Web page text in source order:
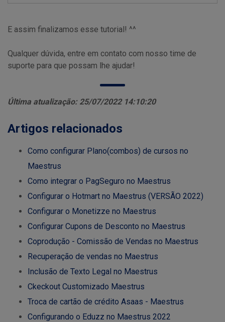
E assim finalizamos esse tutorial! ^^
Qualquer dúvida, entre em contato com nosso time de
suporte para que possam lhe ajudar!
Última atualização: 25/07/2022 14:10:20
Artigos relacionados
Como configurar Plano(combos) de cursos no
Maestrus
Como integrar o PagSeguro no Maestrus
Configurar o Hotmart no Maestrus (VERSÃO 2022)
Configurar o Monetizze no Maestrus
Configurar Cupons de Desconto no Maestrus
Coprodução - Comissão de Vendas no Maestrus
Recuperação de vendas no Maestrus
Inclusão de Texto Legal no Maestrus
Ckeckout Customizado Maestrus
Troca de cartão de crédito Asaas - Maestrus
Configurando o Eduzz no Maestrus 2022